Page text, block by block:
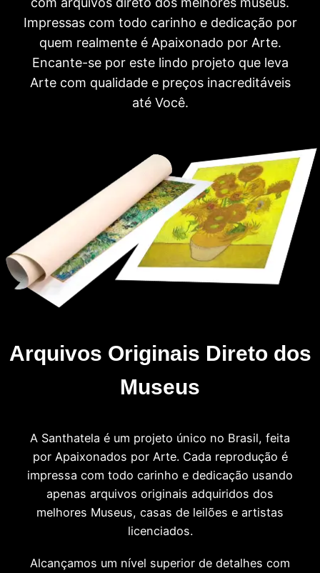
Impressas com todo carinho e dedicação por
quem realmente é Apaixonado por Arte.
Encante-se por este lindo projeto que leva
Arte com qualidade e preços inacreditáveis
até Você.
Arquivos Originais Direto dos
Museus
A Santhatela é um projeto único no Brasil, feita
por Apaixonados por Arte. Cada reprodução é
impressa com todo carinho e dedicação usando
apenas arquivos originais adquiridos dos
melhores Museus, casas de leilões e artistas
licenciados.
Alcançamos um nível superior de detalhes com